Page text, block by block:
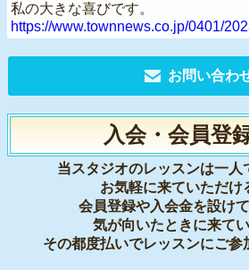
私の大きな喜びです。
https://www.townnews.co.jp/0401/
お問い合わ
入会・会員登
当スタジオのレッスンは一人
お気軽に来ていただけ
会員登録や入会金を設けて
気が向いたときに来て
その都度払いでレッスンにご参